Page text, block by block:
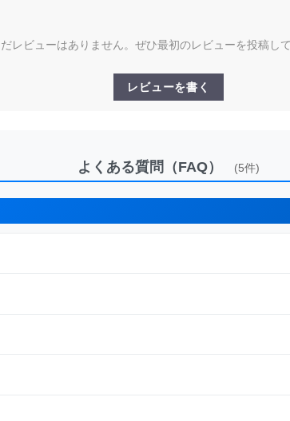
だレビューはありません。ぜひ最初のレビューを投稿して
レビューを書く
よくある質問（FAQ） (5件)